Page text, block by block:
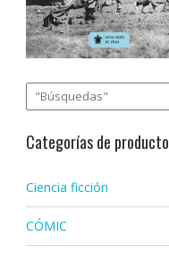
Categorías de producto
Ciencia ficción
CÓMIC